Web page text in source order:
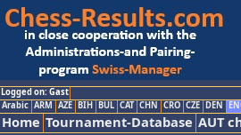
Logged on: Gast
Arabic ARM AZE BIH BUL CAT CHN CRO CZE DEN
Home Tournament-Database AUT